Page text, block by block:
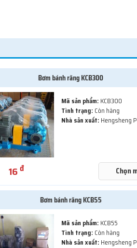
Bơm bánh răng KCB300
Mã sản phẩm: KCB300
Tình trạng: Còn hàng
Nhà sản xuất: Hengsheng
16đ Chọn
Bơm bánh răng KCB55
Mã sản phẩm: KCB55
Tình trạng: Còn hàng
Nhà sản xuất: Hengsheng